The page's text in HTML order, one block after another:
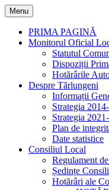
Skip
to
content
Menu
PRIMA PAGINĂ
Monitorul Oficial
Statutul
Dispoziții
Hotărârile
Despre Tărlungeni
Informații
Strategia
Strategia
Plan de
Date statistice
Consiliul Local
Regulament
Ședințe
Hotărâri ale